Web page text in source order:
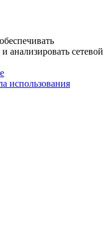
анализировать сетевой
использования